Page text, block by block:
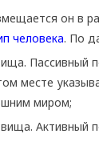
он в
человека. По
Пассивный
месте
миром;
Активный